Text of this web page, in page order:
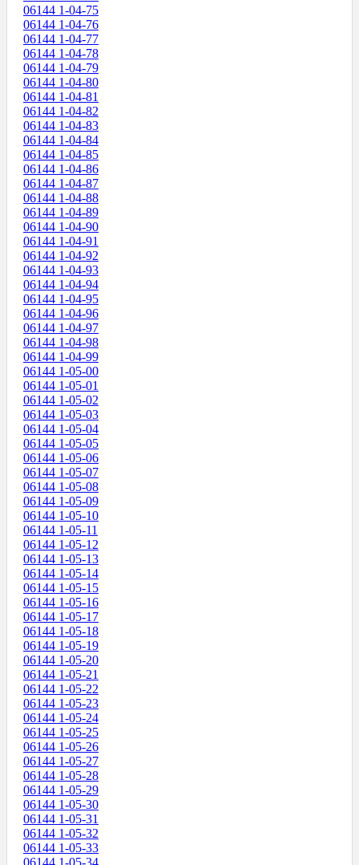
06144 1-04-75
06144 1-04-76
06144 1-04-77
06144 1-04-78
06144 1-04-79
06144 1-04-80
06144 1-04-81
06144 1-04-82
06144 1-04-83
06144 1-04-84
06144 1-04-85
06144 1-04-86
06144 1-04-87
06144 1-04-88
06144 1-04-89
06144 1-04-90
06144 1-04-91
06144 1-04-92
06144 1-04-93
06144 1-04-94
06144 1-04-95
06144 1-04-96
06144 1-04-97
06144 1-04-98
06144 1-04-99
06144 1-05-00
06144 1-05-01
06144 1-05-02
06144 1-05-03
06144 1-05-04
06144 1-05-05
06144 1-05-06
06144 1-05-07
06144 1-05-08
06144 1-05-09
06144 1-05-10
06144 1-05-11
06144 1-05-12
06144 1-05-13
06144 1-05-14
06144 1-05-15
06144 1-05-16
06144 1-05-17
06144 1-05-18
06144 1-05-19
06144 1-05-20
06144 1-05-21
06144 1-05-22
06144 1-05-23
06144 1-05-24
06144 1-05-25
06144 1-05-26
06144 1-05-27
06144 1-05-28
06144 1-05-29
06144 1-05-30
06144 1-05-31
06144 1-05-32
06144 1-05-33
06144 1-05-34